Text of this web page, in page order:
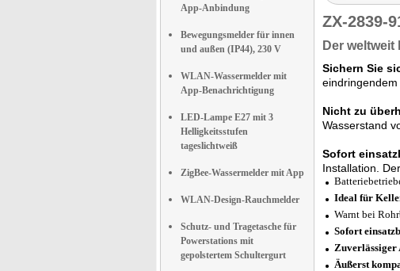
App-Anbindung
Bewegungsmelder für innen
und außen (IP44), 230 V
WLAN-Wassermelder mit
App-Benachrichtigung
LED-Lampe E27 mit 3
Helligkeitsstufen
tageslichtweiß
ZigBee-Wassermelder mit App
WLAN-Design-Rauchmelder
Schutz- und Tragetasche für
Powerstations mit
gepolstertem Schultergurt
ZX-2839-
Der
Sichern Sie
Nicht zu
Wasserstand
Sofort
Installation.
Ideal für
Warnt bei
Sofort
Zuverlässiger
Äußerst